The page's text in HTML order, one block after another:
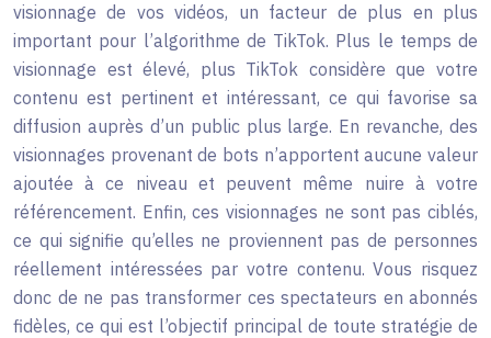
visionnage de vos vidéos, un facteur de plus en plus
important pour l’algorithme de TikTok. Plus le temps de
visionnage est élevé, plus TikTok considère que votre
contenu est pertinent et intéressant, ce qui favorise sa
diffusion auprès d’un public plus large. En revanche, des
visionnages provenant de bots n’apportent aucune valeur
ajoutée à ce niveau et peuvent même nuire à votre
référencement. Enfin, ces visionnages ne sont pas ciblés,
ce qui signifie qu’elles ne proviennent pas de personnes
réellement intéressées par votre contenu. Vous risquez
donc de ne pas transformer ces spectateurs en abonnés
fidèles, ce qui est l’objectif principal de toute stratégie de